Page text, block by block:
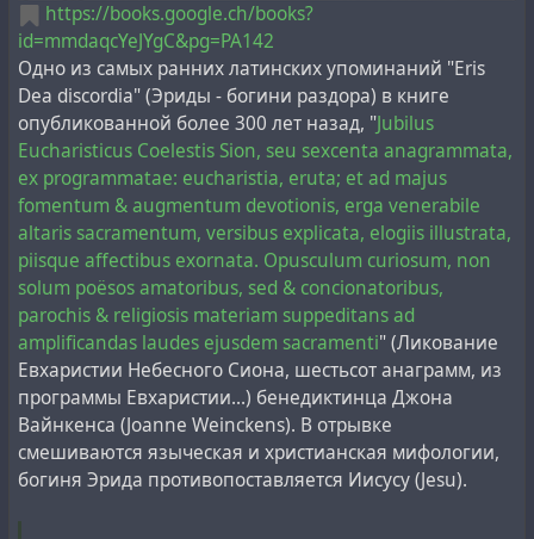
https://books.google.ch/books?
id=mmdaqcYeJYgC&pg=PA142
Одно из самых ранних латинских упоминаний "Eris
Dea discordia" (Эриды - богини раздора) в книге
опубликованной более 300 лет назад, "Jubilus
Eucharisticus Coelestis Sion, seu sexcenta anagrammata,
ex programmatae: eucharistia, eruta; et ad majus
fomentum & augmentum devotionis, erga venerabile
altaris sacramentum, versibus explicata, elogiis illustrata,
piisque affectibus exornata. Opusculum curiosum, non
solum poësos amatoribus, sed & concionatoribus,
parochis & religiosis materiam suppeditans ad
amplificandas laudes ejusdem sacramenti" (Ликование
Евхаристии Небесного Сиона, шестьсот анаграмм, из
программы Евхаристии...) бенедиктинца Джона
Вайнкенса (Joanne Weinckens). В отрывке
смешиваются языческая и христианская мифологии,
богиня Эрида противопоставляется Иисусу (Jesu).